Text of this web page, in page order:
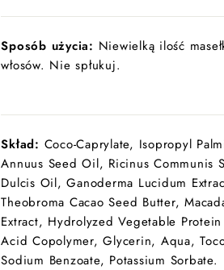
Sposób użycia: Niewielką ilość
włosów. Nie spłukuj.
Skład: Coco-Caprylate, Isopropyl
Annuus Seed Oil, Ricinus Communis
Dulcis Oil, Ganoderma Lucidum
Theobroma Cacao Seed Butter,
Extract, Hydrolyzed Vegetable
Acid Copolymer, Glycerin, Aqua,
Sodium Benzoate, Potassium Sorbate.